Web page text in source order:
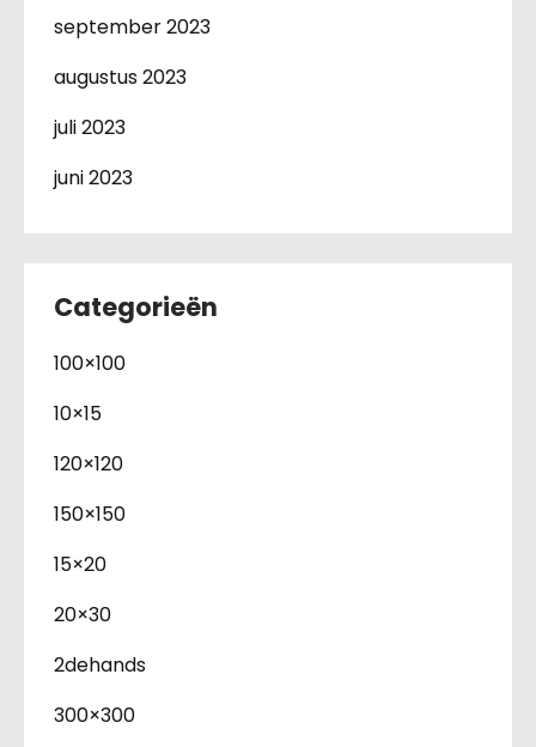
september 2023
augustus 2023
juli 2023
juni 2023
Categorieën
100×100
10×15
120×120
150×150
15×20
20×30
2dehands
300×300